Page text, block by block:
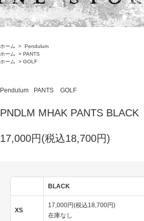
ホーム > Pendulum
ホーム
> PANTS
ホーム
> GOLF
Pendulum PANTS GOLF
PNDLM MHAK PANTS BLACK
17,000円(税込18,700円)
BLACK
XS
17,000円(税込18,700円)
在庫なし